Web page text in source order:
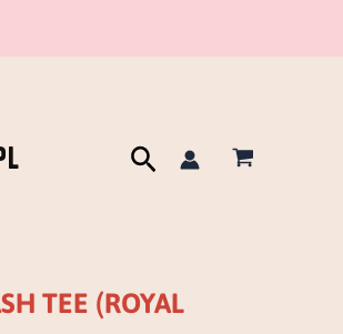
Szukaj
TEE (ROYAL